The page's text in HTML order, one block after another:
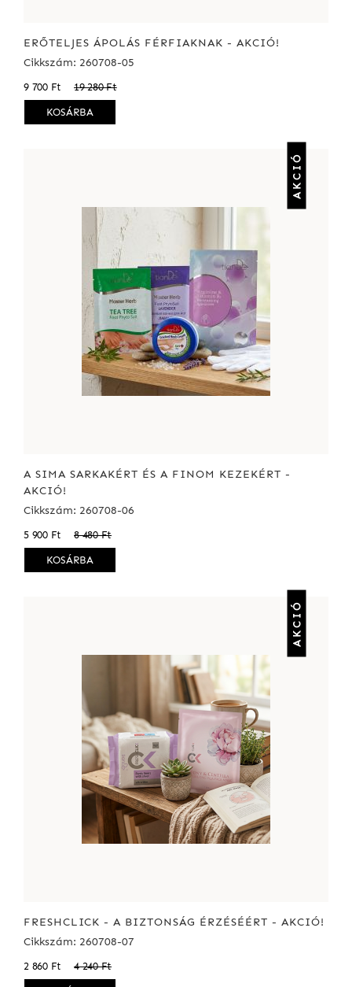
ERŐTELJES ÁPOLÁS FÉRFIAKNAK - AKCIÓ!
Cikkszám: 260708-05
9 700 Ft 19 280 Ft
KOSÁRBA
AKCIÓ
A SIMA SARKAKÉRT ÉS A FINOM KEZEKÉRT -
AKCIÓ!
Cikkszám: 260708-06
5 900 Ft 8 480 Ft
KOSÁRBA
AKCIÓ
FRESHCLICK - A BIZTONSÁG ÉRZÉSÉÉRT - AKCIÓ!
Cikkszám: 260708-07
2 860 Ft 4 240 Ft